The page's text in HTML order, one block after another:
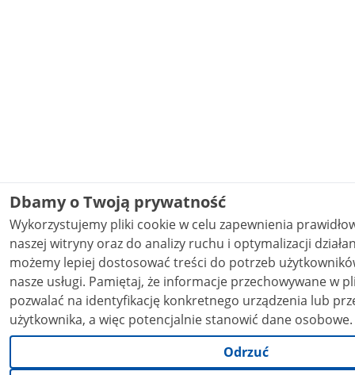
Dbamy o Twoją prywatność
Wykorzystujemy pliki cookie w celu zapewnienia
naszej witryny oraz do analizy ruchu i optymalizacji działania
możemy lepiej dostosować treści do potrzeb
nasze usługi. Pamiętaj, że informacje przechowywane w plikach cookie mogą
pozwalać na identyfikację konkretnego urządzenia lub
użytkownika, a więc potencjalnie stanowić dane osobowe.
Odrzuć